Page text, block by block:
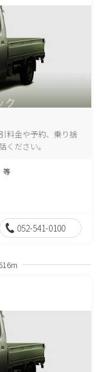
料金や予約、乗り捨
ださい。
等
052-541-0100